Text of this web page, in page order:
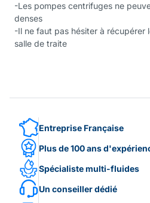
-Les pompes centrifuges ne
denses
-Il ne faut pas hésiter à récupérer
salle de traite
Entreprise Française
Plus de 100 ans
Spécialiste multi-fluides
Un conseiller dédié